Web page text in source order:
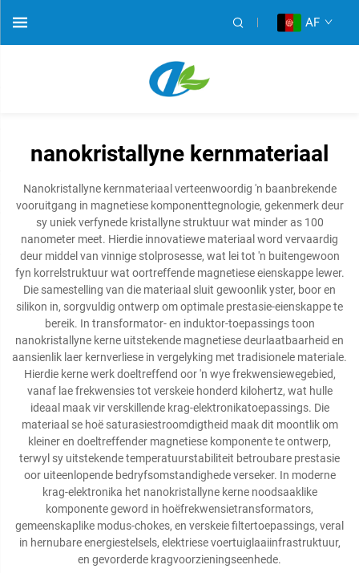
AF
nanokristallyne kernmateriaal
Nanokristallyne kernmateriaal verteenwoordig 'n baanbrekende
vooruitgang in magnetiese komponenttegnologie, gekenmerk deur
sy uniek verfynede kristallyne struktuur wat minder as 100
nanometer meet. Hierdie innovatiewe materiaal word vervaardig
deur middel van vinnige stolprosesse, wat lei tot 'n buitengewoon
fyn korrelstruktuur wat oortreffende magnetiese eienskappe lewer.
Die samestelling van die materiaal sluit gewoonlik yster, boor en
silikon in, sorgvuldig ontwerp om optimale prestasie-eienskappe te
bereik. In transformator- en induktor-toepassings toon
nanokristallyne kerne uitstekende magnetiese deurlaatbaarheid en
aansienlik laer kernverliese in vergelyking met tradisionele materiale.
Hierdie kerne werk doeltreffend oor 'n wye frekwensiewegebied,
vanaf lae frekwensies tot verskeie honderd kilohertz, wat hulle
ideaal maak vir verskillende krag-elektronikatoepassings. Die
materiaal se hoë saturasiestroomdigtheid maak dit moontlik om
kleiner en doeltreffender magnetiese komponente te ontwerp,
terwyl sy uitstekende temperatuurstabiliteit betroubare prestasie
oor uiteenlopende bedryfsomstandighede verseker. In moderne
krag-elektronika het nanokristallyne kerne noodsaaklike
komponente geword in hoëfrekwensietransformators,
gemeenskaplike modus-chokes, en verskeie filtertoepassings, veral
in hernubare energiestelsels, elektriese voertuiglaaiinfrastruktuur,
en gevorderde kragvoorzieningseenhede.